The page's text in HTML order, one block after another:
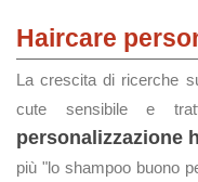
Haircare
La crescita di ricerche
cute sensibile e
personalizzazione
più "lo shampoo buono